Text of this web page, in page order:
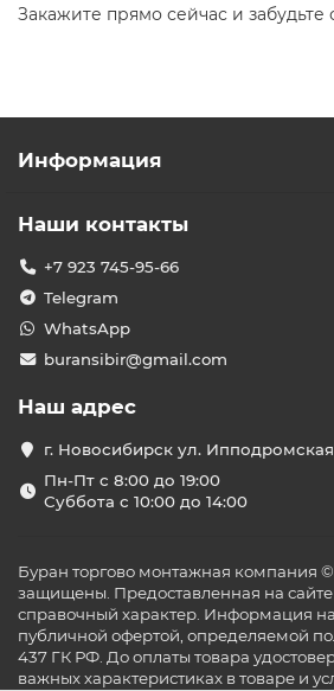
Закажите прямо сейчас и забудьте
Информация
Наши контакты
+7 923 745-95-66
Telegram
WhatsApp
buransibir@gmail.com
Наш адрес
г. Новосибирск ул.
Пн-Пт с 8:00 до 19:00
Суббота с 10:00 до 14:00
Буран торгово монтажная компания
защищены. Предоставленная на
справочный характер. Информация на
публичной офертой, определяемой
437 ГК РФ. До оплаты товара
важных характеристиках в товаре и